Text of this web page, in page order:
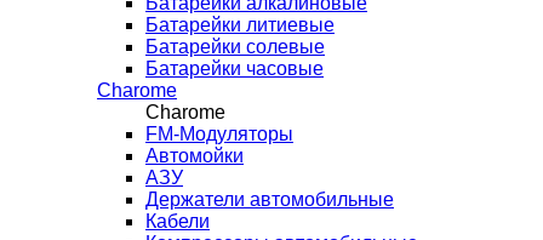
Батарейки литиевые
Батарейки солевые
Батарейки часовые
Charome
Charome
FM-Модуляторы
Автомойки
АЗУ
Держатели автомобильные
Кабели